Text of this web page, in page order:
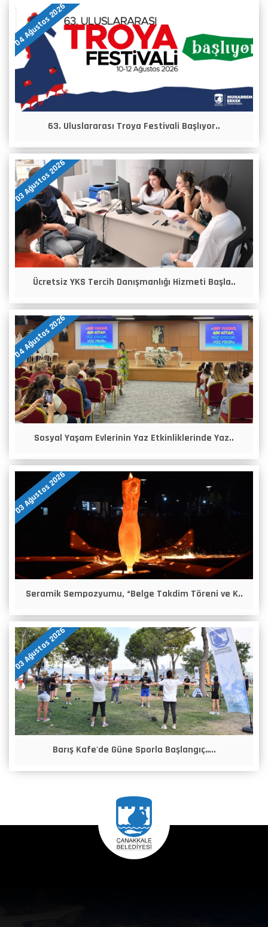
04 Ağustos 2026
63. Uluslararası Troya Festivali Başlıyor..
03 Ağustos 2026
Ücretsiz YKS Tercih Danışmanlığı Hizmeti Başla..
04 Ağustos 2026
Sosyal Yaşam Evlerinin Yaz Etkinliklerinde Yaz..
03 Ağustos 2026
Seramik Sempozyumu, “Belge Takdim Töreni ve K..
03 Ağustos 2026
Barış Kafe'de Güne Sporla Başlangıç…..